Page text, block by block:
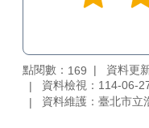
點閱數： 169
資料更
資料檢視：114-06-
資料維護：臺北市立